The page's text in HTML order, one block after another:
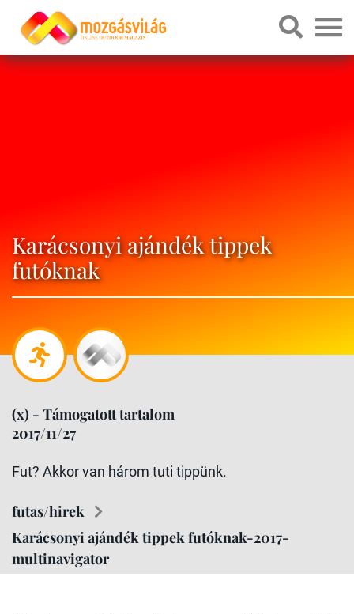
Karácsonyi ajándék tippek
futóknak
(x) - Támogatott tartalom
2017/11/27
Fut? Akkor van három tuti tippünk.
futas/hirek
Karácsonyi ajándék tippek futóknak-2017-
multinavigator